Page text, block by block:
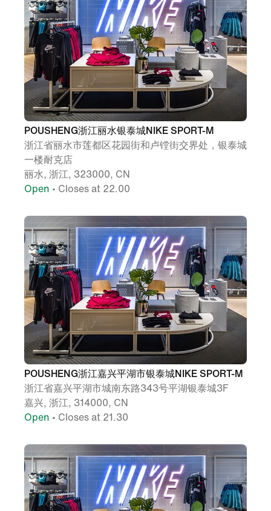
POUSHENG浙江丽水银泰城NIKE SPORT-M
浙江省丽水市莲都区花园街和卢镗街交界处，银泰城
一楼耐克店
丽水, 浙江, 323000, CN
Open • Closes at 22.00
POUSHENG浙江嘉兴平湖市银泰城NIKE SPORT-M
浙江省嘉兴平湖市城南东路343号平湖银泰城3F
嘉兴, 浙江, 314000, CN
Open • Closes at 21.30